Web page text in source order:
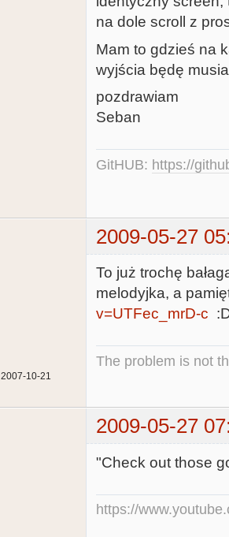
na dole scroll z
Mam to gdzieś na
wyjścia będę
pozdrawiam
Seban
GitHUB: https://
2009-05-27
2007-10-21
To już trochę
melodyjka, a
v=UTFec_mrD-c
The problem is not
2009-05-27
"Check out those
https://